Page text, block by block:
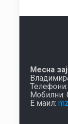
Месна
Мобилни:
Е маил: